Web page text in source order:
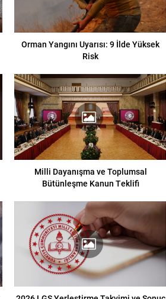
Orman Yangını Uyarısı: 9 İlde Yüksek
Risk
Milli Dayanışma ve Toplumsal
Bütünleşme Kanun Teklifi